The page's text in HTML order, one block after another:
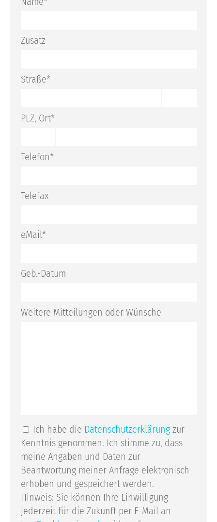
Katalogbestellung
Rückrufservice
Zusatz
Straße*
PLZ, Ort*
Telefon*
Telefax
eMail*
Geb.-Datum
Weitere Mitteilungen oder Wünsche
Ich habe die Datenschutzerklärung zur
Kenntnis genommen. Ich stimme zu, dass
meine Angaben und Daten zur
Beantwortung meiner Anfrage elektronisch
erhoben und gespeichert werden.
Hinweis: Sie können Ihre Einwilligung
jederzeit für die Zukunft per E-Mail an